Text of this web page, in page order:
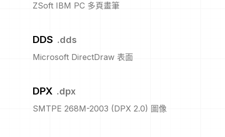
ZSoft IBM PC 多頁畫筆
DDS .dds
Microsoft DirectDraw 表面
DPX .dpx
SMTPE 268M-2003 (DPX 2.0) 圖像